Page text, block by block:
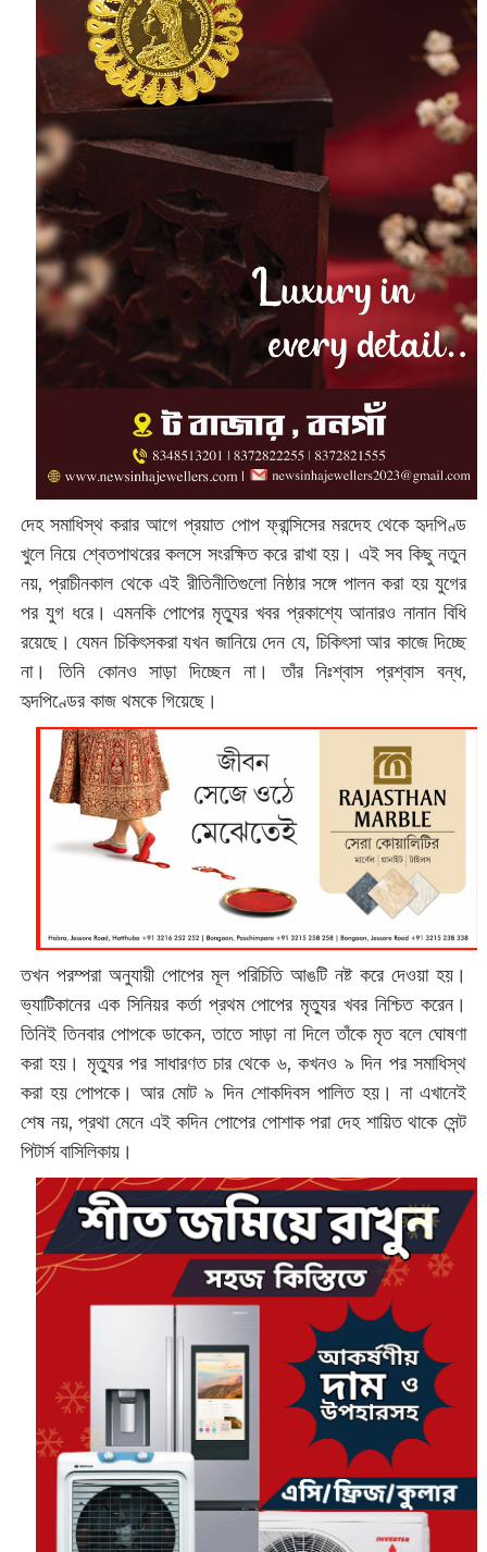
দেহ সমাধিস্থ করার আগে প্রয়াত পোপ ফ্রান্সিসের মরদেহ থেকে হৃদপিণ্ড
খুলে নিয়ে শ্বেতপাথরের কলসে সংরক্ষিত করে রাখা হয়। এই সব কিছু নতুন
নয়, প্রাচীনকাল থেকে এই রীতিনীতিগুলো নিষ্ঠার সঙ্গে পালন করা হয় যুগের
পর যুগ ধরে। এমনকি পোপের মৃত্যুর খবর প্রকাশ্যে আনারও নানান বিধি
রয়েছে। যেমন চিকিৎসকরা যখন জানিয়ে দেন যে, চিকিৎসা আর কাজে দিচ্ছে
না। তিনি কোনও সাড়া দিচ্ছেন না। তাঁর নিঃশ্বাস প্রশ্বাস বন্ধ,
হৃদপিণ্ডের কাজ থমকে গিয়েছে।
তখন পরম্পরা অনুযায়ী পোপের মূল পরিচিতি আঙটি নষ্ট করে দেওয়া হয়।
ভ্যাটিকানের এক সিনিয়র কর্তা প্রথম পোপের মৃত্যুর খবর নিশ্চিত করেন।
তিনিই তিনবার পোপকে ডাকেন, তাতে সাড়া না দিলে তাঁকে মৃত বলে ঘোষণা
করা হয়। মৃত্যুর পর সাধারণত চার থেকে ৬, কখনও ৯ দিন পর সমাধিস্থ
করা হয় পোপকে। আর মোট ৯ দিন শোকদিবস পালিত হয়। না এখানেই
শেষ নয়, প্রথা মেনে এই কদিন পোপের পোশাক পরা দেহ শায়িত থাকে সেন্ট
পিটার্স বাসিলিকায়।